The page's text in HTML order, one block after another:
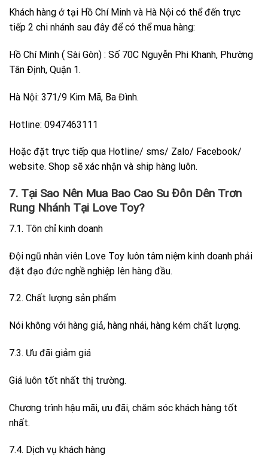
Khách hàng ở tại Hồ Chí Minh và Hà Nội có thể đến trực
tiếp 2 chi nhánh sau đây để có thể mua hàng:
Hồ Chí Minh ( Sài Gòn) : Số 70C Nguyễn Phi Khanh, Phường
Tân Định, Quận 1.
Hà Nội: 371/9 Kim Mã, Ba Đình.
Hotline: 0947463111
Hoặc đặt trực tiếp qua Hotline/ sms/ Zalo/ Facebook/
website. Shop sẽ xác nhận và ship hàng luôn.
7. Tại Sao Nên Mua Bao Cao Su Đôn Dên Trơn
Rung Nhánh Tại Love Toy?
7.1. Tôn chỉ kinh doanh
Đội ngũ nhân viên Love Toy luôn tâm niệm kinh doanh phải
đặt đạo đức nghề nghiệp lên hàng đầu.
7.2. Chất lượng sản phẩm
Nói không với hàng giả, hàng nhái, hàng kém chất lượng.
7.3. Ưu đãi giảm giá
Giá luôn tốt nhất thị trường.
Chương trình hậu mãi, ưu đãi, chăm sóc khách hàng tốt
nhất.
7.4. Dịch vụ khách hàng